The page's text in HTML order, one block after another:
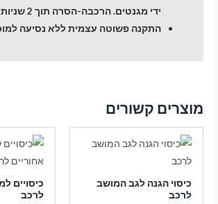
ידי מגנטים. הרכבה-הסרה תוך 2 שניות
התקנה פשוטה עצמית ללא נסיעה
מוצרים קשורים
כיסוי הגנה לגב המושב
לרכב
כיסויים
לרכב